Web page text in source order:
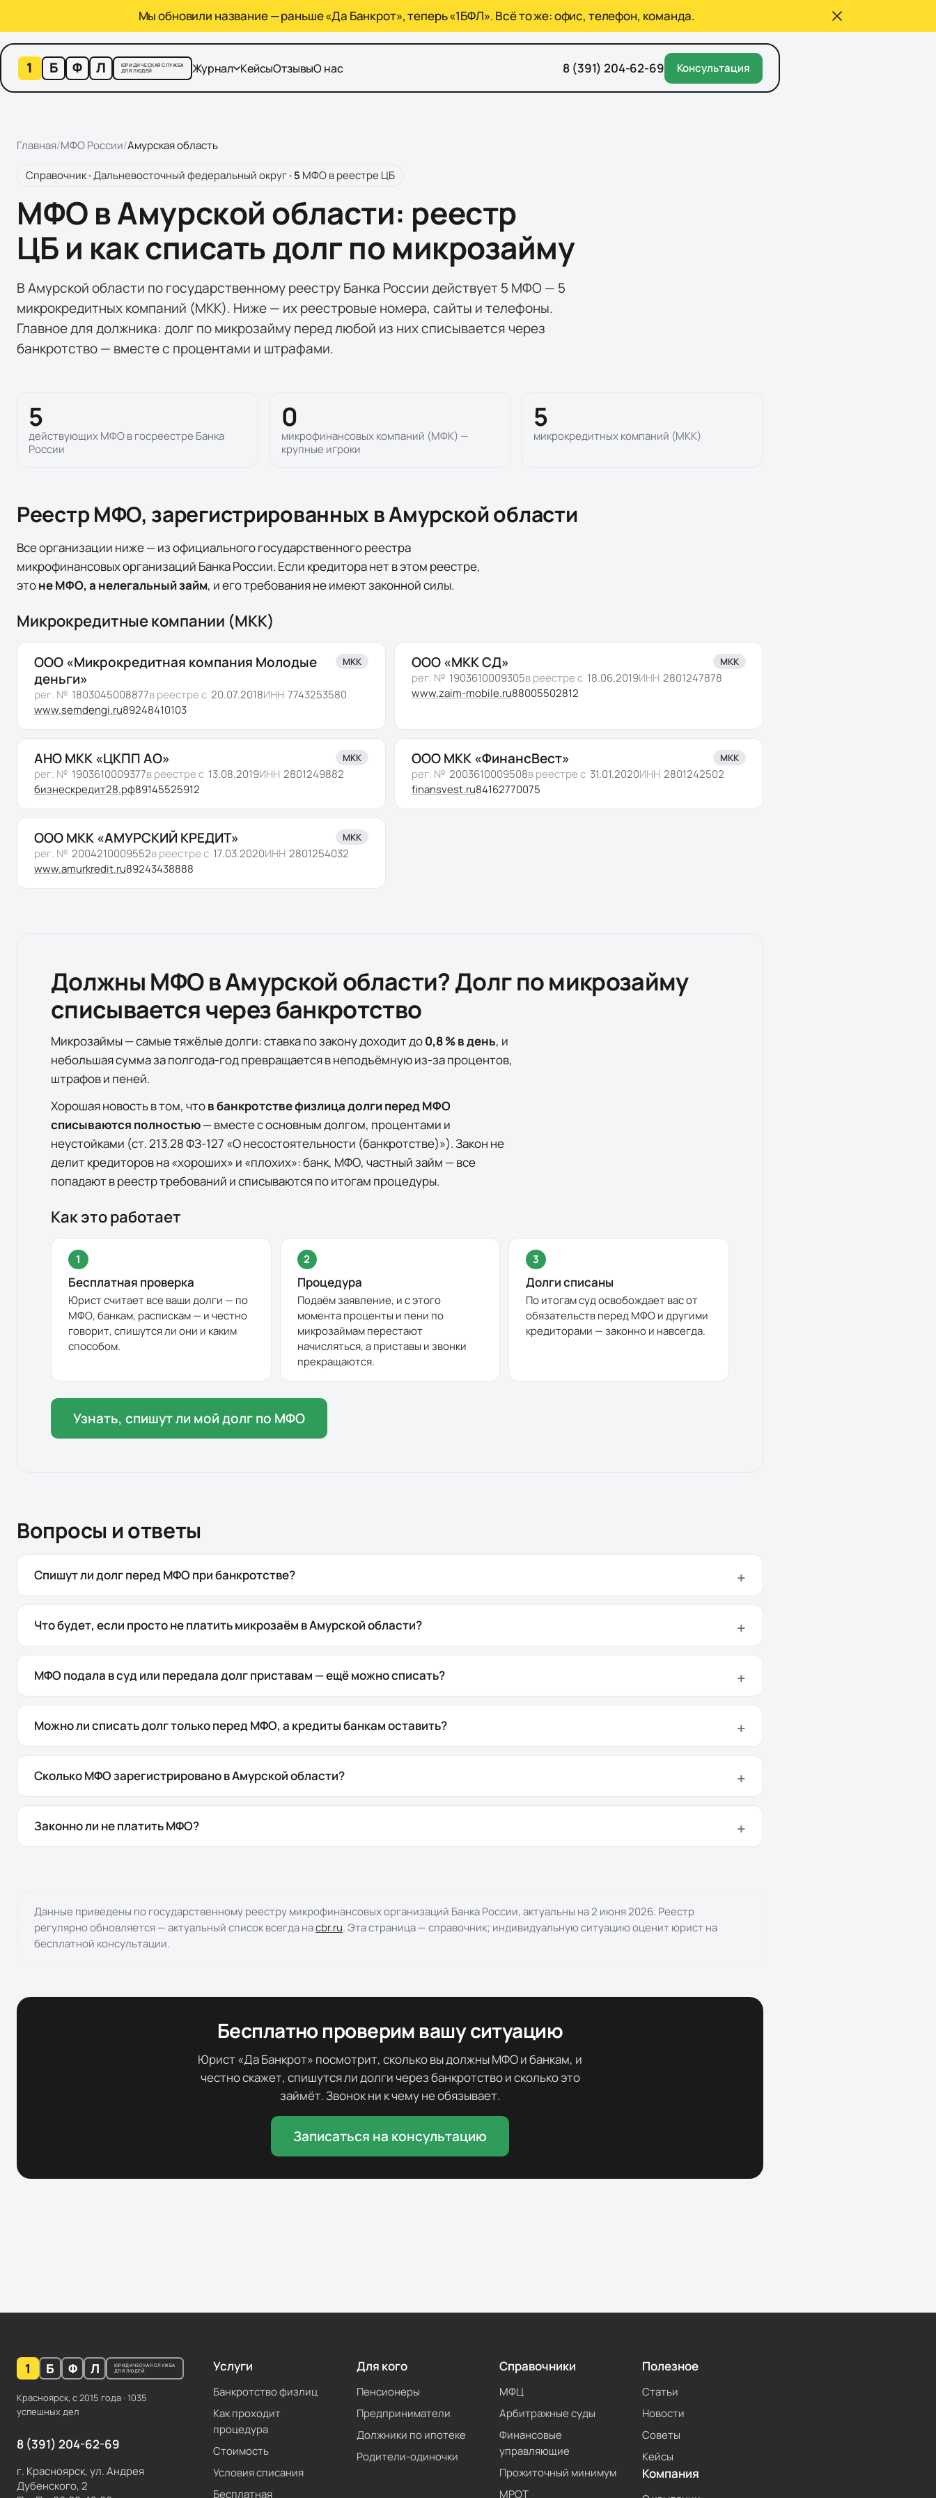
Мы обновили название — раньше «Да Банкрот», теперь «1БФЛ». Всё то же: офис, телефон, команда.
1 Б Ф Л
ЮРИДИЧЕСКАЯ СЛУЖБА
ДЛЯ ЛЮДЕЙ
Журнал КейсыОтзывыО нас 8 (391) 204-62-69 Консультация
Главная/МФО России/Амурская область
Справочник•Дальневосточный федеральный округ•5 МФОв реестре ЦБ
МФО в Амурской области: реестр
ЦБ и как списать долг по микрозайму
В Амурской области по государственному реестру Банка России действует 5 МФО — 5
микрокредитных компаний (МКК). Ниже — их реестровые номера, сайты и телефоны.
Главное для должника: долг по микрозайму перед любой из них списывается через
банкротство — вместе с процентами и штрафами.
5
действующих МФО в госреестре Банка
России
0
микрофинансовых компаний (МФК) —
крупные игроки
5
микрокредитных компаний (МКК)
Реестр МФО, зарегистрированных вАмурской области
Все организации ниже — из официального государственного реестра
микрофинансовых организаций Банка России. Если кредитора нет в этом реестре,
этоне МФО, а нелегальный займ, и его требования не имеют законной силы.
Микрокредитные компании (МКК)
ООО «Микрокредитная компания Молодые
деньги»
МКК
рег. № 1803045008877в реестре с 20.07.2018ИНН 7743253580
www.semdengi.ru89248410103
ООО «МКК СД» МКК
рег. № 1903610009305в реестре с 18.06.2019ИНН 2801247878
www.zaim-mobile.ru88005502812
АНО МКК «ЦКПП АО» МКК
рег. № 1903610009377в реестре с 13.08.2019ИНН 2801249882
бизнескредит28.рф89145525912
ООО МКК «ФинансВест» МКК
рег. № 2003610009508в реестре с 31.01.2020ИНН 2801242502
finansvest.ru84162770075
ООО МКК «АМУРСКИЙ КРЕДИТ» МКК
рег. № 2004210009552в реестре с 17.03.2020ИНН 2801254032
www.amurkredit.ru89243438888
Должны МФО вАмурской области? Долг по микрозайму
списывается через банкротство
Микрозаймы — самые тяжёлые долги: ставка по закону доходит до0,8 % в день, и
небольшая сумма за полгода-год превращается в неподъёмную из-за процентов,
штрафов и пеней.
Хорошая новость в том, чтов банкротстве физлица долги перед МФО
списываются полностью— вместе с основным долгом, процентами и
неустойками (ст. 213.28 ФЗ-127 «О несостоятельности (банкротстве)»). Закон не
делит кредиторов на «хороших» и «плохих»: банк, МФО, частный займ — все
попадают в реестр требований и списываются по итогам процедуры.
Как это работает
1
Бесплатная проверка
Юрист считает все ваши долги — по
МФО, банкам, распискам — и честно
говорит, спишутся ли они и каким
способом.
2
Процедура
Подаём заявление, и с этого
момента проценты и пени по
микрозаймам перестают
начисляться, а приставы и звонки
прекращаются.
3
Долги списаны
По итогам суд освобождает вас от
обязательств перед МФО и другими
кредиторами — законно и навсегда.
Узнать, спишут ли мой долг по МФО
Вопросы и ответы
Спишут ли долг перед МФО при банкротстве?
Что будет, если просто не платить микрозаём в Амурской области?
МФО подала в суд или передала долг приставам — ещё можно списать?
Можно ли списать долг только перед МФО, а кредиты банкам оставить?
Сколько МФО зарегистрировано в Амурской области?
Законно ли не платить МФО?
Данные приведены по государственному реестру микрофинансовых организаций Банка России, актуальны на2 июня 2026. Реестр
регулярно обновляется — актуальный список всегда наcbr.ru. Эта страница — справочник; индивидуальную ситуацию оценит юрист на
бесплатной консультации.
Бесплатно проверим вашу ситуацию
Юрист «Да Банкрот» посмотрит, сколько вы должны МФО и банкам, и
честно скажет, спишутся ли долги через банкротство и сколько это
займёт. Звонок ни к чему не обязывает.
Записаться на консультацию
1 Б Ф Л
ЮРИДИЧЕСКАЯ СЛУЖБА
ДЛЯ ЛЮДЕЙ
Красноярск, с2015 года · 1035
успешных дел
8 (391) 204-62-69
г. Красноярск, ул. Андрея
Дубенского, 2
Услуги
Банкротство физлиц
Как проходит
процедура
Стоимость
Условия списания
Бесплатная
Для кого
Пенсионеры
Предприниматели
Должники по ипотеке
Родители-одиночки
Справочники
МФЦ
Арбитражные суды
Финансовые
управляющие
Прожиточный минимум
МРОТ
Полезное
Статьи
Новости
Советы
Кейсы
Компания